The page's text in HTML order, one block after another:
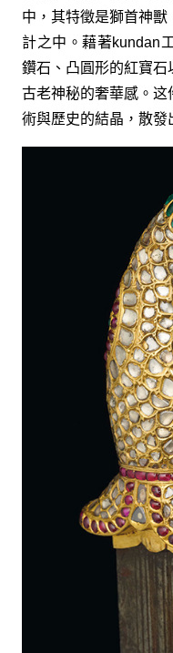
中，其特徵是獅首神
計之中。藉著kundan
鑽石、凸圓形的紅寶
古老神秘的奢華感。
術與歷史的結晶，散發